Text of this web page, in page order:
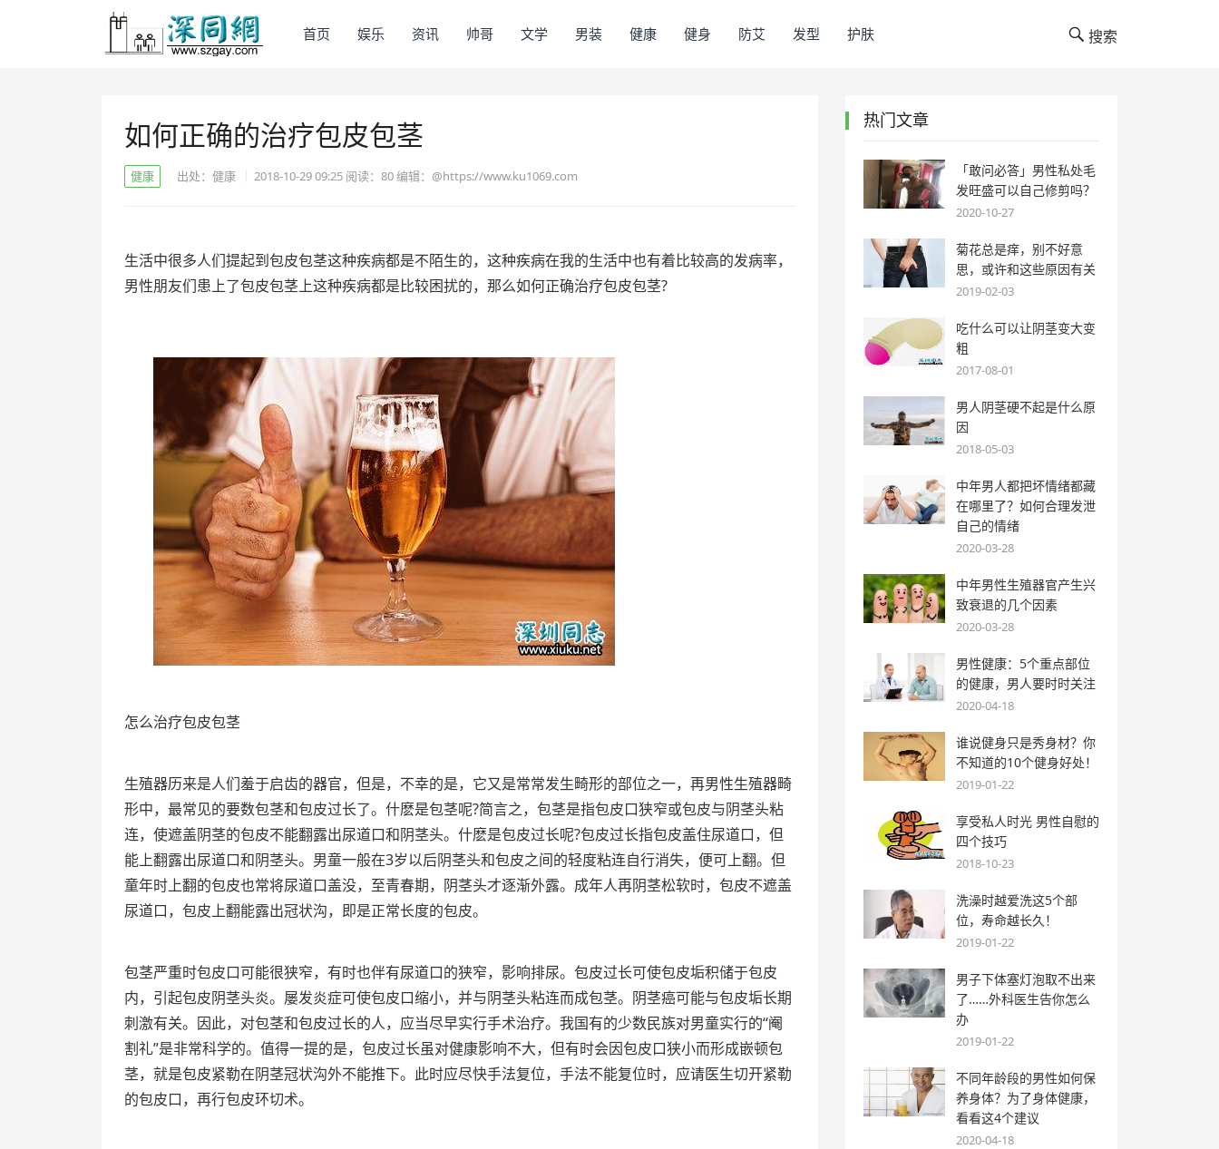
首页 娱乐 资讯 帅哥 文学 男装 健康 健身 防艾 发型 护肤 搜索
如何正确的治疗包皮包茎
健康 出处：健康 2018-10-29 09:25 阅读： 80编辑： @https://www.ku1069.com
生活中很多人们提起到包皮包茎这种疾病都是不陌生的，这种疾病在我的生活中也有着比较高的发病率，
男性朋友们患上了包皮包茎上这种疾病都是比较困扰的，那么如何正确治疗包皮包茎?
怎么治疗包皮包茎
生殖器历来是人们羞于启齿的器官，但是，不幸的是，它又是常常发生畸形的部位之一，再男性生殖器畸
形中，最常见的要数包茎和包皮过长了。什麽是包茎呢?简言之，包茎是指包皮口狭窄或包皮与阴茎头粘
连，使遮盖阴茎的包皮不能翻露出尿道口和阴茎头。什麽是包皮过长呢?包皮过长指包皮盖住尿道口，但
能上翻露出尿道口和阴茎头。男童一般在3岁以后阴茎头和包皮之间的轻度粘连自行消失，便可上翻。但
童年时上翻的包皮也常将尿道口盖没，至青春期，阴茎头才逐渐外露。成年人再阴茎松软时，包皮不遮盖
尿道口，包皮上翻能露出冠状沟，即是正常长度的包皮。
包茎严重时包皮口可能很狭窄，有时也伴有尿道口的狭窄，影响排尿。包皮过长可使包皮垢积储于包皮
内，引起包皮阴茎头炎。屡发炎症可使包皮口缩小，并与阴茎头粘连而成包茎。阴茎癌可能与包皮垢长期
刺激有关。因此，对包茎和包皮过长的人，应当尽早实行手术治疗。我国有的少数民族对男童实行的“阉
割礼”是非常科学的。值得一提的是，包皮过长虽对健康影响不大，但有时会因包皮口狭小而形成嵌顿包
茎，就是包皮紧勒在阴茎冠状沟外不能推下。此时应尽快手法复位，手法不能复位时，应请医生切开紧勒
的包皮口，再行包皮环切术。
热门文章
「敢问必答」男性私处毛
发旺盛可以自己修剪吗？
2020-10-27
菊花总是痒，别不好意
思，或许和这些原因有关
2019-02-03
吃什么可以让阴茎变大变
粗
2017-08-01
男人阴茎硬不起是什么原
因
2018-05-03
中年男人都把坏情绪都藏
在哪里了？如何合理发泄
自己的情绪
2020-03-28
中年男性生殖器官产生兴
致衰退的几个因素
2020-03-28
男性健康：5个重点部位
的健康，男人要时时关注
2020-04-18
谁说健身只是秀身材？你
不知道的10个健身好处！
2019-01-22
享受私人时光 男性自慰的
四个技巧
2018-10-23
洗澡时越爱洗这5个部
位，寿命越长久！
2019-01-22
男子下体塞灯泡取不出来
了……外科医生告你怎么
办
2019-01-22
不同年龄段的男性如何保
养身体？为了身体健康，
看看这4个建议
2020-04-18